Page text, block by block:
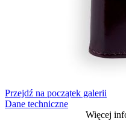
Przejdź na początek galerii
Dane techniczne
Więcej